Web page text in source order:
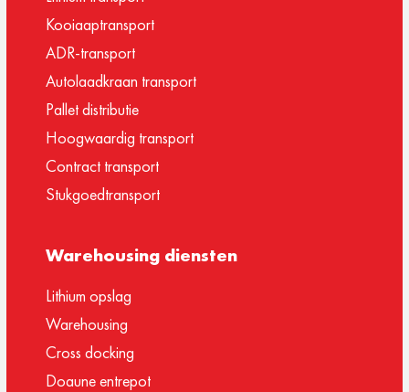
Kooiaaptransport
ADR-transport
Autolaadkraan transport
Pallet distributie
Hoogwaardig transport
Contract transport
Stukgoedtransport
Warehousing diensten
Lithium opslag
Warehousing
Cross docking
Doaune entrepot